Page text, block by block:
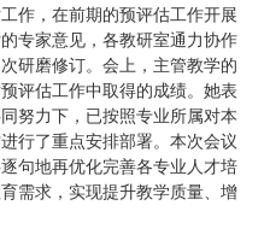
作，在前期的预评估工作开展
专家意见，各教研室通力协作
研磨修订。会上，主管教学的
评估工作中取得的成绩。她表
努力下，已按照专业所属对本
行了重点安排部署。本次会议
句地再优化完善各专业人才培
需求，实现提升教学质量、增